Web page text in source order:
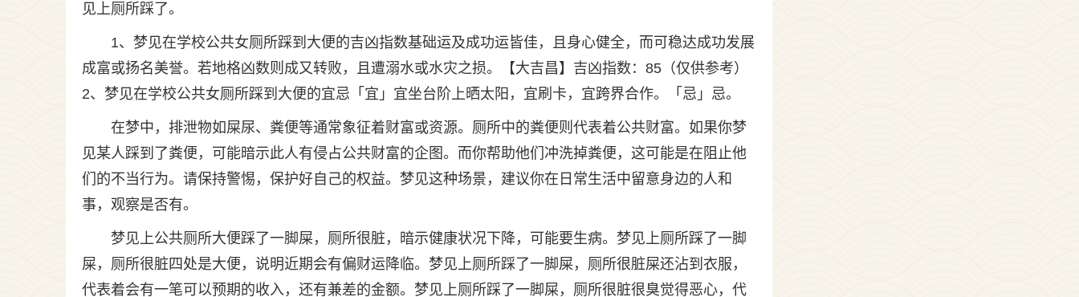
见上厕所踩了。
1、梦见在学校公共女厕所踩到大便的吉凶指数基础运及成功运皆佳，且身心健全，而可稳达成功发展
成富或扬名美誉。若地格凶数则成又转败，且遭溺水或水灾之损。【大吉昌】吉凶指数：85（仅供参考）
2、梦见在学校公共女厕所踩到大便的宜忌「宜」宜坐台阶上晒太阳，宜刷卡，宜跨界合作。「忌」忌。
在梦中，排泄物如屎尿、粪便等通常象征着财富或资源。厕所中的粪便则代表着公共财富。如果你梦
见某人踩到了粪便，可能暗示此人有侵占公共财富的企图。而你帮助他们冲洗掉粪便，这可能是在阻止他
们的不当行为。请保持警惕，保护好自己的权益。梦见这种场景，建议你在日常生活中留意身边的人和
事，观察是否有。
梦见上公共厕所大便踩了一脚屎，厕所很脏，暗示健康状况下降，可能要生病。梦见上厕所踩了一脚
屎，厕所很脏四处是大便，说明近期会有偏财运降临。梦见上厕所踩了一脚屎，厕所很脏屎还沾到衣服，
代表着会有一笔可以预期的收入，还有兼差的金额。梦见上厕所踩了一脚屎，厕所很脏很臭觉得恶心，代